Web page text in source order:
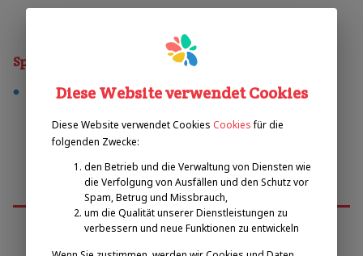
Sporty
tennisDiese Website verwendet Cookies
Diese Website verwendet Cookies Cookies für die
folgenden Zwecke:
den Betrieb und die Verwaltung von Diensten wie
die Verfolgung von Ausfällen und den Schutz vor
Spam, Betrug und Missbrauch,
um die Qualität unserer Dienstleistungen zu
verbessern und neue Funktionen zu entwickeln